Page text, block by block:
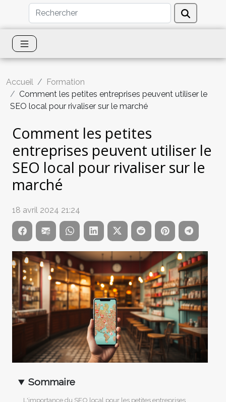
Accueil
Formation
Comment les petites entreprises peuvent utiliser le
SEO local pour rivaliser sur le marché
Comment les petites
entreprises peuvent utiliser le
SEO local pour rivaliser sur le
marché
18 avril 2024 21:24
Sommaire
L'importance du SEO local pour les petites entreprises